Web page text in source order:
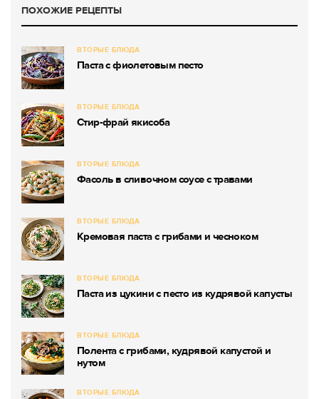
ПОХОЖИЕ РЕЦЕПТЫ
ВТОРЫЕ БЛЮДА
Паста с фиолетовым песто
ВТОРЫЕ БЛЮДА
Стир-фрай якисоба
ВТОРЫЕ БЛЮДА
Фасоль в сливочном соусе с травами
ВТОРЫЕ БЛЮДА
Кремовая паста с грибами и чесноком
ВТОРЫЕ БЛЮДА
Паста из цукини с песто из кудрявой капусты
ВТОРЫЕ БЛЮДА
Полента с грибами, кудрявой капустой и
нутом
ВТОРЫЕ БЛЮДА